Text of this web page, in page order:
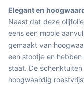
Elegant en
Naast dat deze
eens een mooie
gemaakt van
een stootje en
staat. De
hoogwaardig